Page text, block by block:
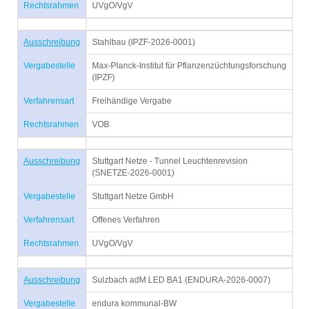
Rechtsrahmen UVgO/VgV
Ausschreibung Stahlbau (IPZF-2026-0001)
Vergabestelle
Max-Planck-Institut für Pflanzenzüchtungsforschung
(IPZF)
Verfahrensart Freihändige Vergabe
Rechtsrahmen VOB
Ausschreibung
Stuttgart Netze - Tunnel Leuchtenrevision
(SNETZE-2026-0001)
Vergabestelle Stuttgart Netze GmbH
Verfahrensart Offenes Verfahren
Rechtsrahmen UVgO/VgV
Ausschreibung Sulzbach adM LED BA1 (ENDURA-2026-0007)
Vergabestelle endura kommunal-BW